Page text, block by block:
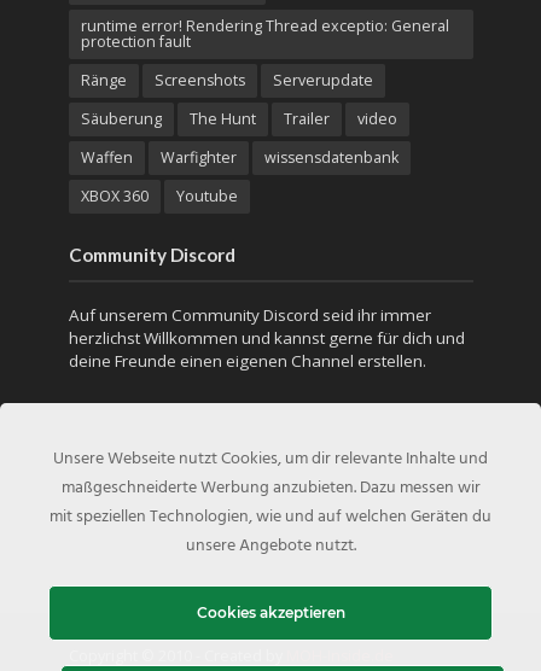
runtime error! Rendering Thread exceptio: General
protection fault
Ränge
Screenshots
Serverupdate
Säuberung
The Hunt Trailer
video
Waffen
Warfighter
wissensdatenbank
XBOX 360
Youtube
Community Discord
Auf unserem Community Discord seid ihr immer
herzlichst Willkommen und kannst gerne für dich und
deine Freunde einen eigenen Channel erstellen.
Unsere Webseite nutzt Cookies, um dir relevante Inhalte und
maßgeschneiderte Werbung anzubieten. Dazu messen wir
mit speziellen Technologien, wie und auf welchen Geräten du
unsere Angebote nutzt.
Cookies akzeptieren